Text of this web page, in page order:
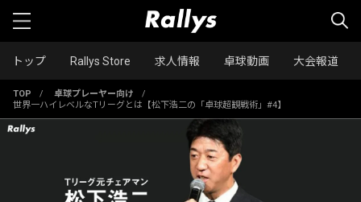
トップ Rallys Store 求人情報 卓球動画 大会報道
TOP / 卓球プレーヤー向け
/
世界一ハイレベルなTリーグとは【松下浩二の「卓球超観戦術」#4】